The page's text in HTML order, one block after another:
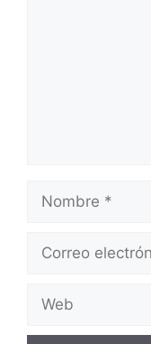
Nombre
Correo
Web